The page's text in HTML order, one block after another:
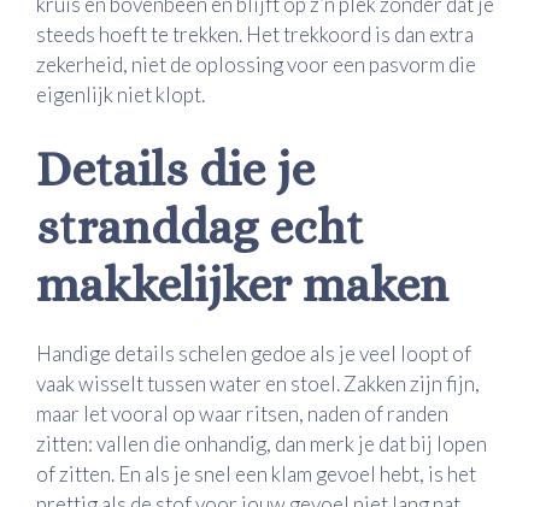
steeds hoeft te trekken. Het trekkoord is dan extra
zekerheid, niet de oplossing voor een pasvorm die
eigenlijk niet klopt.
Details die je
stranddag echt
makkelijker maken
Handige details schelen gedoe als je veel loopt of
vaak wisselt tussen water en stoel. Zakken zijn fijn,
maar let vooral op waar ritsen, naden of randen
zitten: vallen die onhandig, dan merk je dat bij lopen
of zitten. En als je snel een klam gevoel hebt, is het